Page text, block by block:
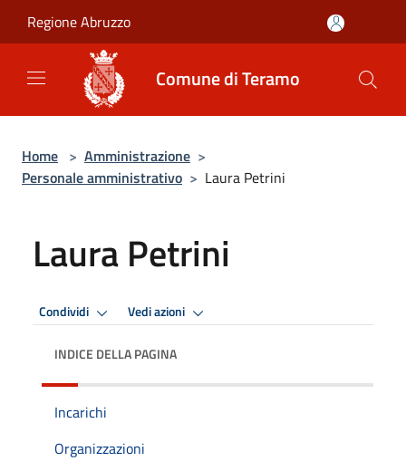
Regione Abruzzo
Comune di Teramo
Home > Amministrazione >
Personale amministrativo > Laura Petrini
Laura Petrini
Condividi Vedi azioni
INDICE DELLA PAGINA
Incarichi
Organizzazioni